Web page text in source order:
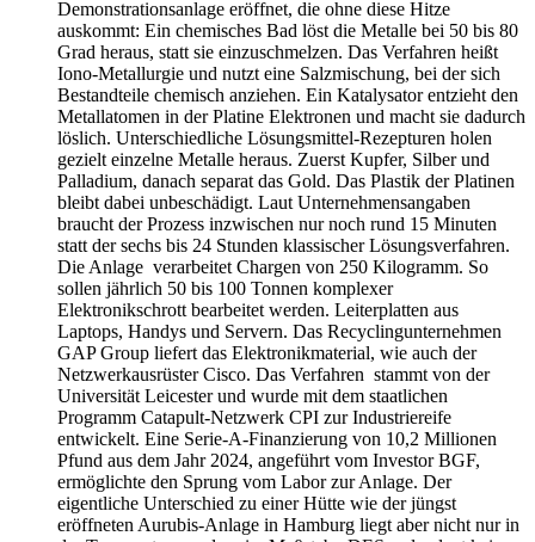
Demonstrationsanlage eröffnet, die ohne diese Hitze
auskommt: Ein chemisches Bad löst die Metalle bei 50 bis 80
Grad heraus, statt sie einzuschmelzen. Das Verfahren heißt
Iono-Metallurgie und nutzt eine Salzmischung, bei der sich
Bestandteile chemisch anziehen. Ein Katalysator entzieht den
Metallatomen in der Platine Elektronen und macht sie dadurch
löslich. Unterschiedliche Lösungsmittel-Rezepturen holen
gezielt einzelne Metalle heraus. Zuerst Kupfer, Silber und
Palladium, danach separat das Gold. Das Plastik der Platinen
bleibt dabei unbeschädigt. Laut Unternehmensangaben
braucht der Prozess inzwischen nur noch rund 15 Minuten
statt der sechs bis 24 Stunden klassischer Lösungsverfahren.
Die Anlage verarbeitet Chargen von 250 Kilogramm. So
sollen jährlich 50 bis 100 Tonnen komplexer
Elektronikschrott bearbeitet werden. Leiterplatten aus
Laptops, Handys und Servern. Das Recyclingunternehmen
GAP Group liefert das Elektronikmaterial, wie auch der
Netzwerkausrüster Cisco. Das Verfahren stammt von der
Universität Leicester und wurde mit dem staatlichen
Programm Catapult-Netzwerk CPI zur Industriereife
entwickelt. Eine Serie-A-Finanzierung von 10,2 Millionen
Pfund aus dem Jahr 2024, angeführt vom Investor BGF,
ermöglichte den Sprung vom Labor zur Anlage. Der
eigentliche Unterschied zu einer Hütte wie der jüngst
eröffneten Aurubis-Anlage in Hamburg liegt aber nicht nur in